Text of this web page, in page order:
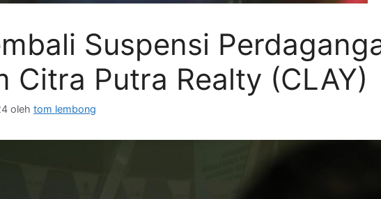
Suspensi
Citra Putra Realty (CLAY)
oleh tom lembong